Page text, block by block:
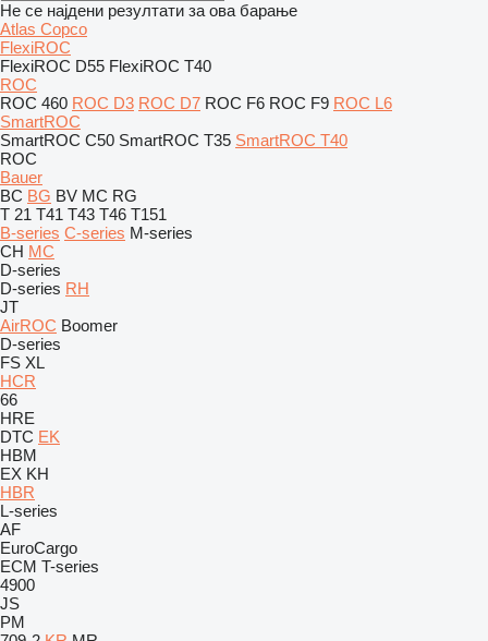
Не се најдени резултати за ова барање
Atlas Copco
FlexiROC
FlexiROC D55 FlexiROC T40
ROC
ROC 460 ROC D3 ROC D7 ROC F6 ROC F9 ROC L6
SmartROC
SmartROC C50 SmartROC T35 SmartROC T40
ROC
Bauer
BC BG BV MC RG
T 21 T41 T43 T46 T151
B-series C-series M-series
CH MC
D-series
D-series RH
JT
AirROC Boomer
D-series
FS XL
HCR
66
HRE
DTC EK
HBM
EX KH
HBR
L-series
AF
EuroCargo
ECM T-series
4900
JS
PM